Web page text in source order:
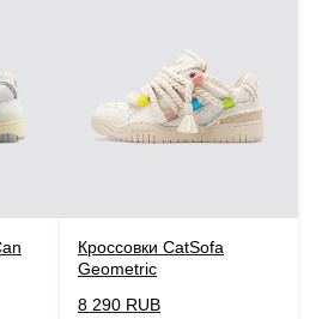
Кроссовки CatSofa
Geometric
8 290 RUB